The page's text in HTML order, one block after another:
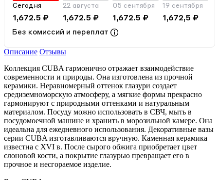
Сегодня
1,672.5 ₽
22 августа
1,672.5 ₽
05 сентября
1,672.5 ₽
19 сентября
1,672,5 ₽
Без комиссий и переплат
Описание Отзывы
Коллекция CUBA гармонично отражает взаимодействие
современности и природы. Она изготовлена из прочной
керамики. Неравномерный оттенок глазури создает
средиземноморскую атмосферу, а мягкие формы прекрасно
гармонируют с природными оттенками и натуральным
материалом. Посуду можно использовать в СВЧ, мыть в
посудомоечной машине и хранить в морозильной камере. Она
идеальна для ежедневного использования. Декоративные вазы
серии CUBA изготавливаются вручную. Каменная керамика
известна с XVI в. После сырого обжига приобретает цвет
слоновой кости, а покрытие глазурью превращает его в
прочное и несгораемое изделие.